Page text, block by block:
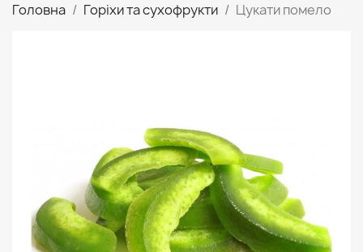
Головна Горіхи та сухофрукти Цукати помело